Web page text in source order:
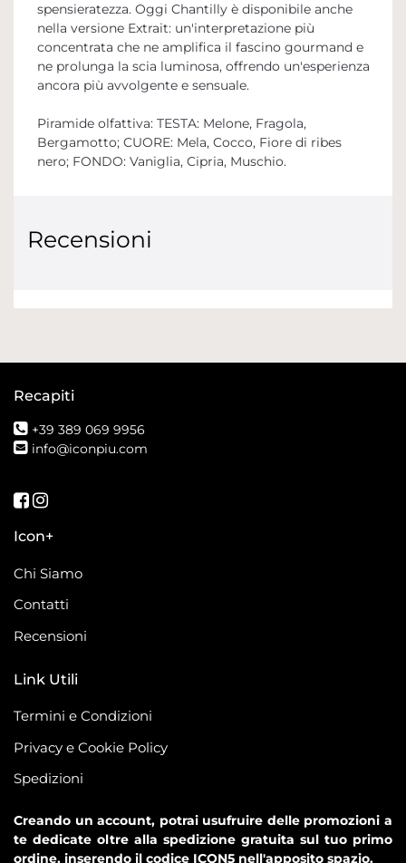
spensieratezza. Oggi Chantilly è disponibile anche
nella versione Extrait: un'interpretazione più
concentrata che ne amplifica il fascino gourmand e
ne prolunga la scia luminosa, offrendo un'esperienza
ancora più avvolgente e sensuale.
Piramide olfattiva: TESTA: Melone, Fragola,
Bergamotto; CUORE: Mela, Cocco, Fiore di ribes
nero; FONDO: Vaniglia, Cipria, Muschio.
Recensioni
Recapiti
+39 389 069 9956
info@iconpiu.com
Seguici su Facebook
Seguici su Instagram
Icon+
Chi Siamo
Contatti
Recensioni
Link Utili
Termini e Condizioni
Privacy e Cookie Policy
Spedizioni
Creando un account, potrai usufruire delle promozioni a
te dedicate oltre alla spedizione gratuita sul tuo primo
ordine, inserendo il codice ICON5 nell'apposito spazio.